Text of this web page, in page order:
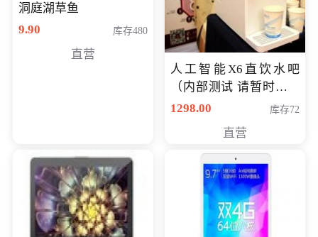
洞庭湖草鱼
9.90
库存480
直营
人工智能X6直饮水吧
（内部测试 请暂时不要
购买）
1298.00 库存72
直营